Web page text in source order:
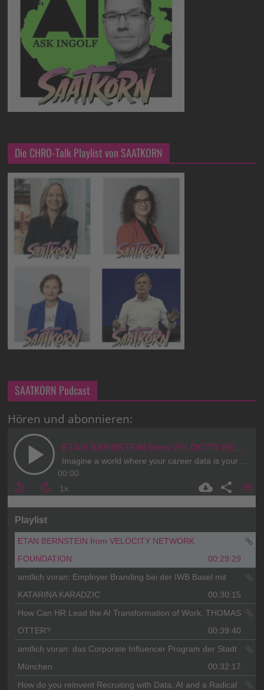
Die CHRO-Talk Playlist von SAATKORN
SAATKORN Podcast
Hören und abonnieren: